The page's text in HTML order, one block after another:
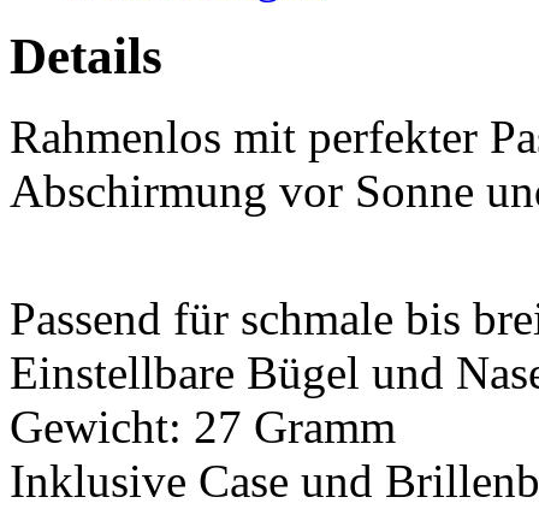
Details
Rahmenlos mit perfekter
Abschirmung vor Sonne
Passend für schmale bis
Einstellbare Bügel und
Gewicht: 27 Gramm
Inklusive Case und